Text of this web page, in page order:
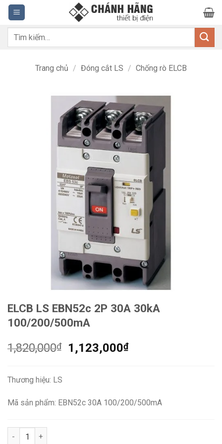
Bỏ
qua
nội
dung
Tìm
Trang chủ / Đóng cắt LS / Chống rò ELCB
ELCB LS EBN52c 2P 30A 30kA
100/200/500mA
1,820,000₫
Giá
1,123,000₫Giá
Thương hiệu: LS
Mã sản phẩm: EBN52c 30A 100/200/500mA
ELCB LS EBN52c 2P 30A 30kA 100/200/500mA số lượng